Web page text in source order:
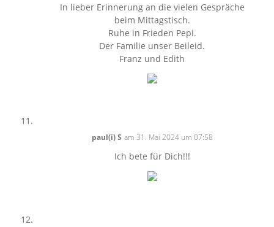
In lieber Erinnerung an die vielen Gespräche
beim Mittagstisch.
Ruhe in Frieden Pepi.
Der Familie unser Beileid.
Franz und Edith
paul(i) S am 31. Mai 2024 um 07:58
Ich bete für Dich!!!